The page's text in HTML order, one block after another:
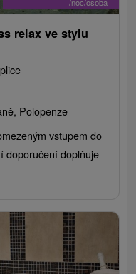
relax ve stylu
Polopenze
vstupem do
doporučení doplňuje